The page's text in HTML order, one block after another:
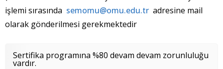
işlemi sırasında semomu@omu.edu.tr adresine mail
olarak gönderilmesi gerekmektedir
Sertifika programına %80 devam devam zorunluluğu
vardır.